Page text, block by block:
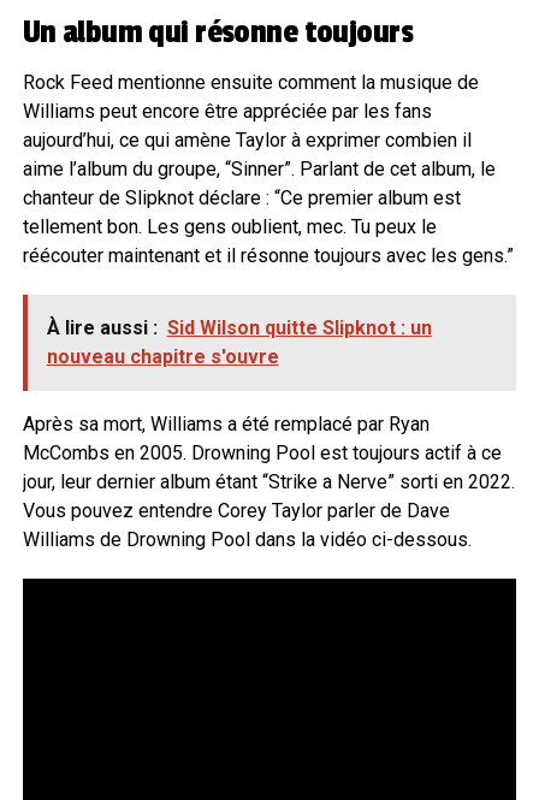
Un album qui résonne toujours
Rock Feed mentionne ensuite comment la musique de
Williams peut encore être appréciée par les fans
aujourd’hui, ce qui amène Taylor à exprimer combien il
aime l’album du groupe, “Sinner”. Parlant de cet album, le
chanteur de Slipknot déclare : “Ce premier album est
tellement bon. Les gens oublient, mec. Tu peux le
réécouter maintenant et il résonne toujours avec les gens.”
À lire aussi : Sid Wilson quitte Slipknot : un
nouveau chapitre s'ouvre
Après sa mort, Williams a été remplacé par Ryan
McCombs en 2005. Drowning Pool est toujours actif à ce
jour, leur dernier album étant “Strike a Nerve” sorti en 2022.
Vous pouvez entendre Corey Taylor parler de Dave
Williams de Drowning Pool dans la vidéo ci-dessous.